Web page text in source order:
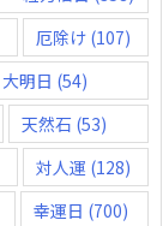
厄除け (107)
大明日 (54)
天然石 (53)
対人運 (128)
幸運日 (700)